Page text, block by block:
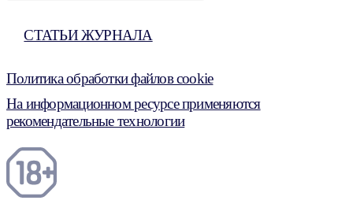
СТАТЬИ ЖУРНАЛА
Политика обработки файлов cookie
На информационном ресурсе применяются
рекомендательные технологии